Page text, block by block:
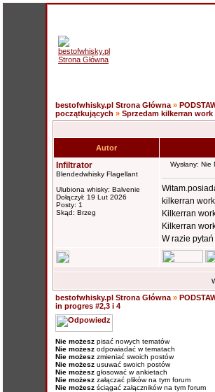
bestofwhisky.pl Strona Główna »
początkujących » Sprzedam kilkerran work
Autor
Infiltrator
Blendedwhisky Flagellant
Ulubiona whisky: Balvenie
Dołączył: 19 Lut 2026
Posty: 1
Skąd: Brzeg
Wysłany:
kilkerran
Kilkerran
Kilkerran
W razie
bestofwhisky.pl Strona Główna »
in progres #2,3 i 4
Nie możesz pisać nowych tematów
Nie możesz odpowiadać w tematach
Nie możesz zmieniać swoich postów
Nie możesz usuwać swoich postów
Nie możesz głosować w ankietach
Nie możesz załączać plików na tym forum
Nie możesz ściągać załączników na tym forum